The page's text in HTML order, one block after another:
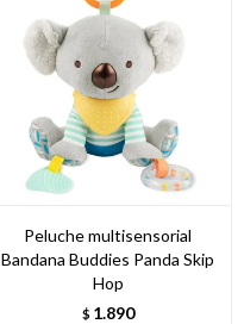
Peluche multisensorial
Bandana Buddies Panda Skip
Hop
$ 1.890